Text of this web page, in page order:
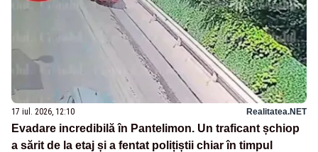
17 iul. 2026, 12:10 Realitatea.NET
Evadare incredibilă în Pantelimon. Un traficant șchiop
a sărit de la etaj și a fentat polițiștii chiar în timpul